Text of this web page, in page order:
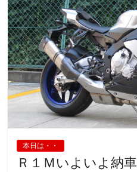
本日は・・
Ｒ１Ｍいよいよ納車